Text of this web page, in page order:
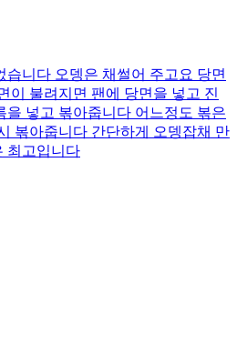
습니다 오뎅은 채썰어 주고요 당면
이 불려지면 팬에 당면을 넣고 진
을 넣고 볶아줍니다 어느정도 볶은
볶아줍니다 간단하게 오뎅잡채 만
최고입니다